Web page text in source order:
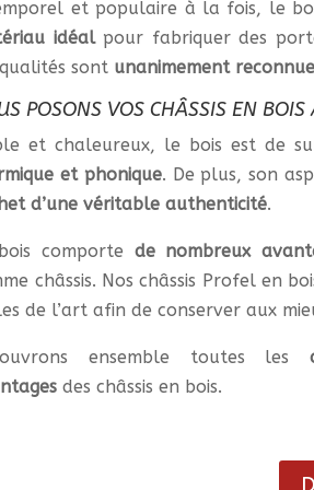
et populaire à la fois, le
idéalpour fabriquer des
sont unanimement
POSONS VOS CHÂSSIS EN BOIS
et chaleureux, le bois est de
et phonique. De plus, son
d’une véritable authenticité.
comporte de nombreux
châssis. Nos châssis Profel en
de l’art afin de conserver aux
ensemble toutes les
des châssis en bois.